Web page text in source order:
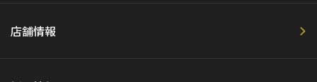
店舗情報